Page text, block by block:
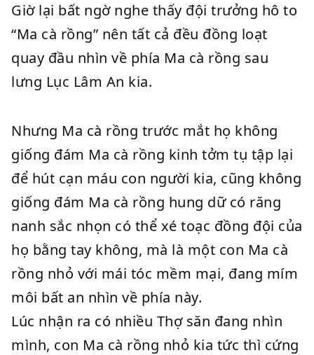
Giờ lại bất ngờ nghe thấy đội trưởng hô to
“Ma cà rồng” nên tất cả đều đồng loạt
quay đầu nhìn về phía Ma cà rồng sau
lưng Lục Lâm An kia.
Nhưng Ma cà rồng trước mắt họ không
giống đám Ma cà rồng kinh tởm tụ tập lại
để hút cạn máu con người kia, cũng không
giống đám Ma cà rồng hung dữ có răng
nanh sắc nhọn có thể xé toạc đồng đội của
họ bằng tay không, mà là một con Ma cà
rồng nhỏ với mái tóc mềm mại, đang mím
môi bất an nhìn về phía này.
Lúc nhận ra có nhiều Thợ săn đang nhìn
mình, con Ma cà rồng nhỏ kia tức thì cứng